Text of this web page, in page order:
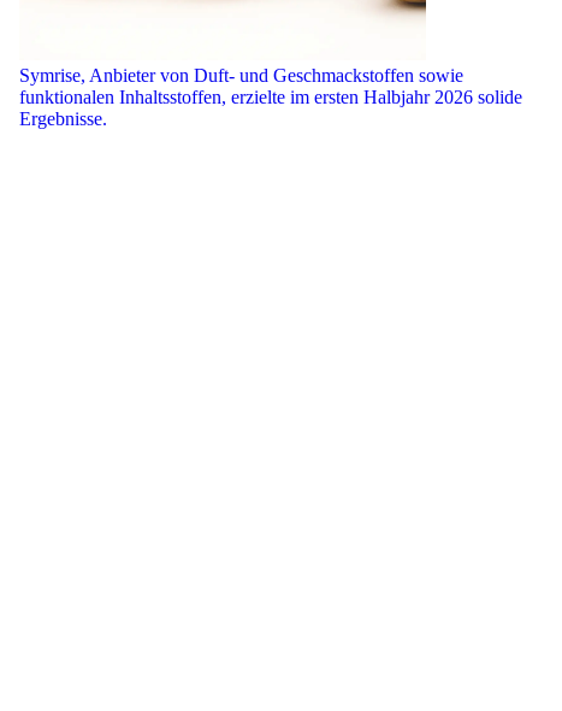
Symrise, Anbieter von Duft- und Geschmackstoffen sowie
funktionalen Inhaltsstoffen, erzielte im ersten Halbjahr 2026 solide
Ergebnisse.